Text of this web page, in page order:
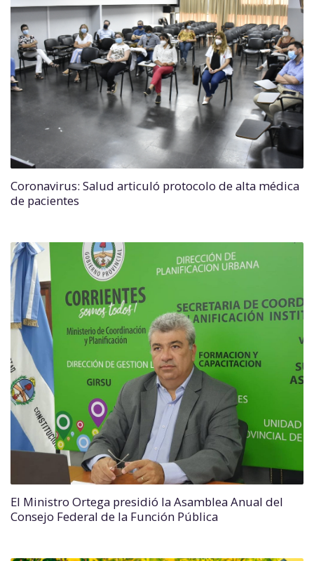
Coronavirus: Salud articuló protocolo de alta médica
de pacientes
El Ministro Ortega presidió la Asamblea Anual del
Consejo Federal de la Función Pública